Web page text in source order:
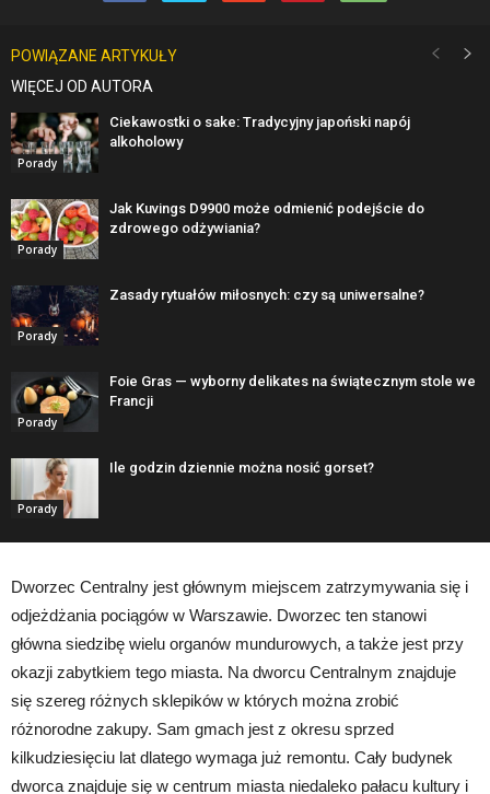
POWIĄZANE ARTYKUŁY
WIĘCEJ OD AUTORA
Porady
Ciekawostki o sake: Tradycyjny japoński napój
alkoholowy
Porady
Jak Kuvings D9900 może odmienić podejście do
zdrowego odżywiania?
Porady
Zasady rytuałów miłosnych: czy są uniwersalne?
Porady
Foie Gras — wyborny delikates na świątecznym stole we
Francji
Porady
Ile godzin dziennie można nosić gorset?
Dworzec Centralny jest głównym miejscem zatrzymywania się i
odjeżdżania pociągów w Warszawie. Dworzec ten stanowi
główna siedzibę wielu organów mundurowych, a także jest przy
okazji zabytkiem tego miasta. Na dworcu Centralnym znajduje
się szereg różnych sklepików w których można zrobić
różnorodne zakupy. Sam gmach jest z okresu sprzed
kilkudziesięciu lat dlatego wymaga już remontu. Cały budynek
dworca znajduje się w centrum miasta niedaleko pałacu kultury i